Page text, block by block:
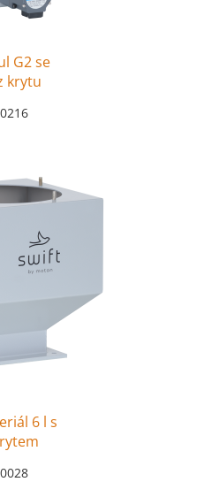
G2 se
krytu
6 l s